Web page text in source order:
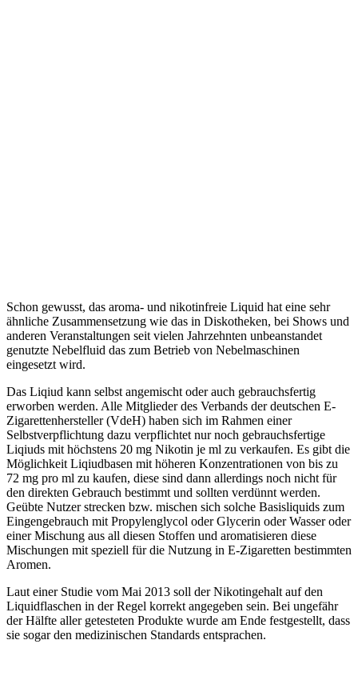
Schon gewusst, das aroma- und nikotinfreie Liquid hat eine sehr
ähnliche Zusammensetzung wie das in Diskotheken, bei Shows und
anderen Veranstaltungen seit vielen Jahrzehnten unbeanstandet
genutzte Nebelfluid das zum Betrieb von Nebelmaschinen
eingesetzt wird.
Das Liqiud kann selbst angemischt oder auch gebrauchsfertig
erworben werden. Alle Mitglieder des Verbands der deutschen E-
Zigarettenhersteller (VdeH) haben sich im Rahmen einer
Selbstverpflichtung dazu verpflichtet nur noch gebrauchsfertige
Liqiuds mit höchstens 20 mg Nikotin je ml zu verkaufen. Es gibt die
Möglichkeit Liqiudbasen mit höheren Konzentrationen von bis zu
72 mg pro ml zu kaufen, diese sind dann allerdings noch nicht für
den direkten Gebrauch bestimmt und sollten verdünnt werden.
Geübte Nutzer strecken bzw. mischen sich solche Basisliquids zum
Eingengebrauch mit Propylenglycol oder Glycerin oder Wasser oder
einer Mischung aus all diesen Stoffen und aromatisieren diese
Mischungen mit speziell für die Nutzung in E-Zigaretten bestimmten
Aromen.
Laut einer Studie vom Mai 2013 soll der Nikotingehalt auf den
Liquidflaschen in der Regel korrekt angegeben sein. Bei ungefähr
der Hälfte aller getesteten Produkte wurde am Ende festgestellt, dass
sie sogar den medizinischen Standards entsprachen.